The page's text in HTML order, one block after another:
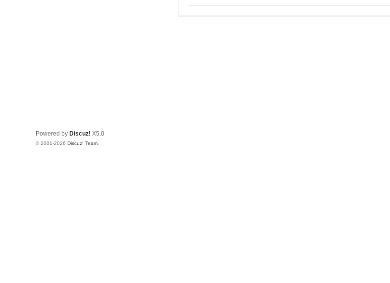
Powered by Discuz! X5.0
© 2001-2026 Discuz! Team